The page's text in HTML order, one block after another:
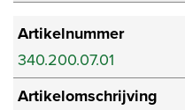
Artikelnummer
340.200.07.01
Artikelomschrijving